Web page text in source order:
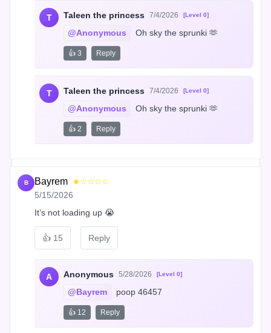
T Taleen the princess 7/4/2026 [Level 0]
@Anonymous Oh sky the sprunki 🫶
👍 3 Reply
T Taleen the princess 7/4/2026 [Level 0]
@Anonymous Oh sky the sprunki 🫶
👍 2 Reply
B Bayrem ★☆☆☆☆
5/15/2026
It’s not loading up 😭
👍 15 Reply
A Anonymous 5/28/2026 [Level 0]
@Bayrem poop 46457
👍 12 Reply